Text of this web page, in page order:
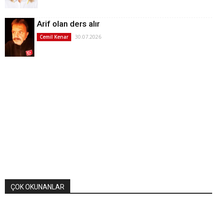
Arif olan ders alır
Cemil Kenar 30.07.2026
ÇOK OKUNANLAR